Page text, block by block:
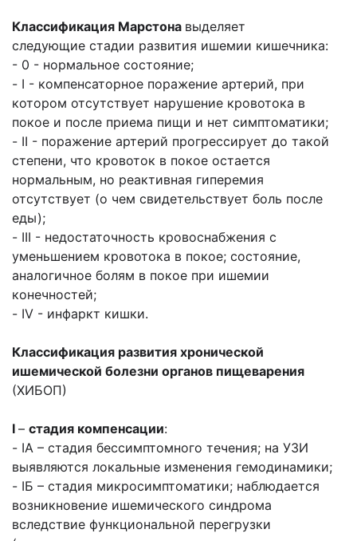
Классификация Марстона выделяет
следующие стадии развития ишемии кишечника:
- 0 - нормальное состояние;
- I - компенсаторное поражение артерий, при
котором отсутствует нарушение кровотока в
покое и после приема пищи и нет симптоматики;
- II - поражение артерий прогрессирует до такой
степени, что кровоток в покое остается
нормальным, но реактивная гиперемия
отсутствует (о чем свидетельствует боль после
еды);
- III - недостаточность кровоснабжения с
уменьшением кровотока в покое; состояние,
аналогичное болям в покое при ишемии
конечностей;
- IV - инфаркт кишки.
Классификация развития хронической
ишемической болезни органов пищеварения
(ХИБОП)
I – стадия компенсации:
- IA – стадия бессимптомного течения; на УЗИ
выявляются локальные изменения гемодинамики;
- IБ – стадия микросимптоматики; наблюдается
возникновение ишемического синдрома
вследствие функциональной перегрузки